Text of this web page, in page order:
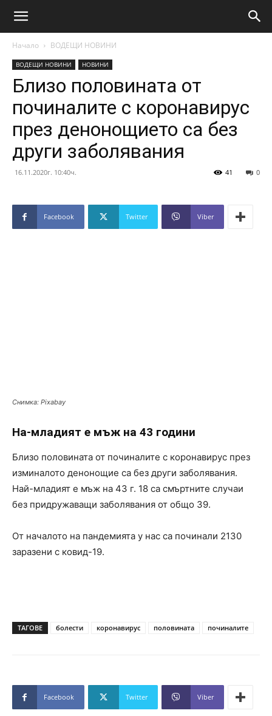
Начало ВОДЕЩИ НОВИНИ
ВОДЕЩИ НОВИНИ НОВИНИ
Близо половината от
починалите с коронавирус
през денонощието са без
други заболявания
16.11.2020г. 10:40ч. 0
41
Facebook Twitter Viber
Снимка: Pixabay
На-младият е мъж на 43 години
Близо половината от починалите с коронавирус през
изминалото денонощие са без други заболявания.
Най-младият е мъж на 43 г. 18 са смъртните случаи
без придружаващи заболявания от общо 39.
От началото на пандемията у нас са починали 2130
заразени с ковид-19.
ТАГОВЕ болести коронавирус половината починалите
Facebook Twitter Viber